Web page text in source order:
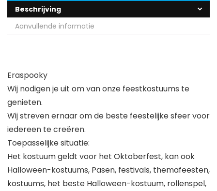
Beschrijving
Aanvullende informatie
Eraspooky
Wij nodigen je uit om van onze feestkostuums te
genieten.
Wij streven ernaar om de beste feestelijke sfeer voor
iedereen te creëren.
Toepasselijke situatie:
Het kostuum geldt voor het Oktoberfest, kan ook
Halloween-kostuums, Pasen, festivals, themafeesten,
kostuums, het beste Halloween-kostuum, rollenspel,